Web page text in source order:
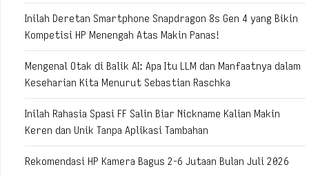
Inilah Deretan Smartphone Snapdragon 8s Gen 4 yang Bikin
Kompetisi HP Menengah Atas Makin Panas!
Mengenal Otak di Balik AI: Apa Itu LLM dan Manfaatnya dalam
Keseharian Kita Menurut Sebastian Raschka
Inilah Rahasia Spasi FF Salin Biar Nickname Kalian Makin
Keren dan Unik Tanpa Aplikasi Tambahan
Rekomendasi HP Kamera Bagus 2-6 Jutaan Bulan Juli 2026